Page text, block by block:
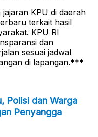
KPU di daerah
terkait hasil
KPU RI
dan
sesuai jadwal
di lapangan.***
Polisi dan Warga
Penyangga